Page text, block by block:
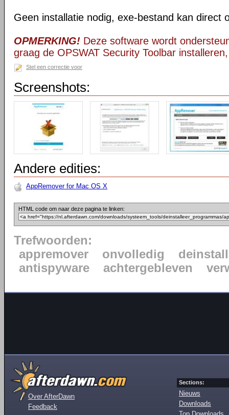
Geen installatie nodig, exe-bestand kan direct
OPMERKING! Deze software wordt
graag de OPSWAT Security Toolbar
Stel een correctie voor
Screenshots:
Andere edities:
AppRemover for Mac OS X
HTML code om naar deze pagina te linken:
Trefwoorden:
appremover
onvolledig
antispyware
achtergebleven
Over AfterDawn
Feedback
Sections:
Nieuws
Downloads